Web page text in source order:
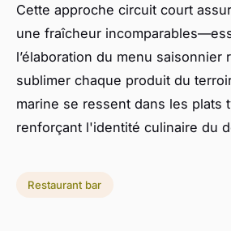
Cette approche circuit court
une fraîcheur
l’élaboration du menu saisonnier
sublimer chaque produit du
marine se ressent dans les plats
renforçant l'identité culinaire du
Restaurant bar